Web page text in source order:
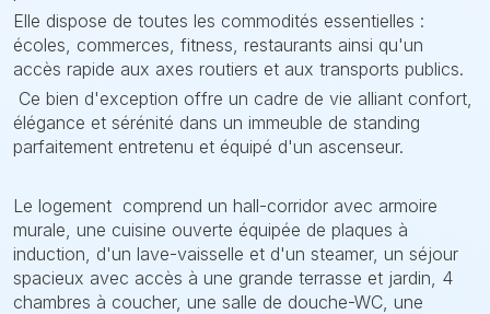
Elle dispose de toutes les commodités essentielles :
écoles, commerces, fitness, restaurants ainsi qu'un
accès rapide aux axes routiers et aux transports publics.
Ce bien d'exception offre un cadre de vie alliant confort,
élégance et sérénité dans un immeuble de standing
parfaitement entretenu et équipé d'un ascenseur.
Le logement comprend un hall-corridor avec armoire
murale, une cuisine ouverte équipée de plaques à
induction, d'un lave-vaisselle et d'un steamer, un séjour
spacieux avec accès à une grande terrasse et jardin, 4
chambres à coucher, une salle de douche-WC, une